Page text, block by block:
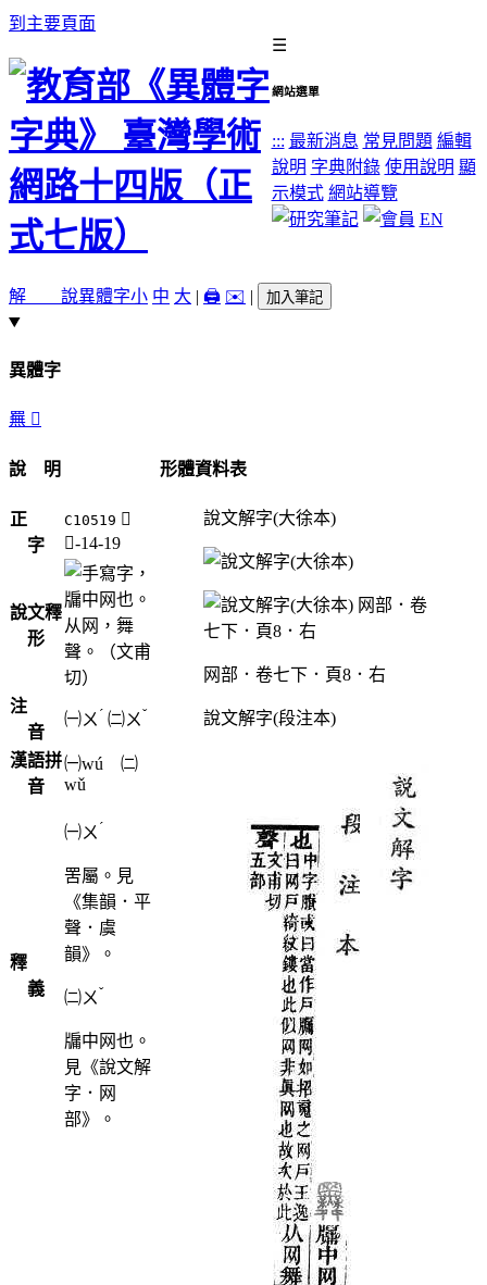
到主要頁面
☰
網站選單
::: 最新消息 常見問題 編輯
說明 字典附錄 使用說明 顯
示模式 網站導覽
EN
解 說異體字小 中 大 | 🖨️ ✉️ | 加入筆記
異體字
䍢 𦌳
說 明
正
字
C10519 𦌬
网-14-19
說文釋
形
，
牖中网也。
从网，舞
聲。（文甫
切）
注
音
㈠ㄨ ˊ ㈡ㄨ ˇ
漢語拼
音
㈠wú ㈡
wǔ
釋
義
㈠ㄨ ˊ
罟屬。見
《集韻．平
聲．虞
韻》。
㈡ㄨ ˇ
牖中网也。
見《說文解
字．网
部》。
形體資料表
說文解字(大徐本)
网部．卷七下．頁8．右
說文解字(段注本)